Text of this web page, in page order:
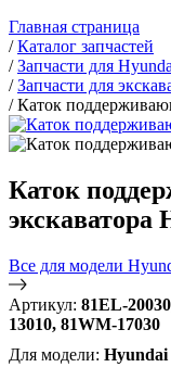
Главная страница
/Каталог запчастей
/Запчасти для
/Запчасти для
/Каток
Каток
экскаватора
Все для модели
Артикул: 81EL-
13010, 81WM-17030
Для модели: